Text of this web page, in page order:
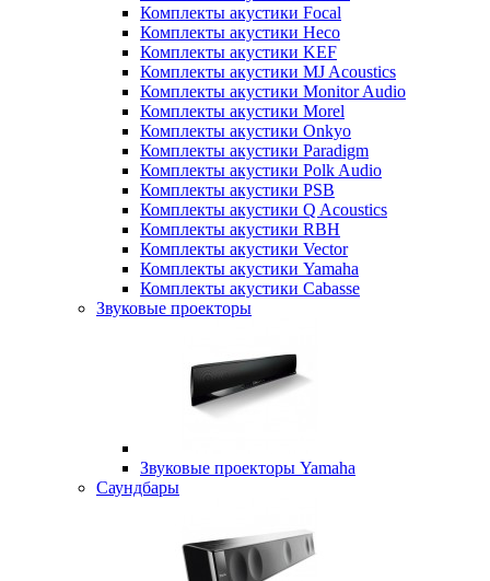
Комплекты акустики Focal
Комплекты акустики Heco
Комплекты акустики KEF
Комплекты акустики MJ Acoustics
Комплекты акустики Monitor Audio
Комплекты акустики Morel
Комплекты акустики Onkyo
Комплекты акустики Paradigm
Комплекты акустики Polk Audio
Комплекты акустики PSB
Комплекты акустики Q Acoustics
Комплекты акустики RBH
Комплекты акустики Vector
Комплекты акустики Yamaha
Комплекты акустики Сabasse
Звуковые проекторы
Звуковые проекторы Yamaha
Саундбары